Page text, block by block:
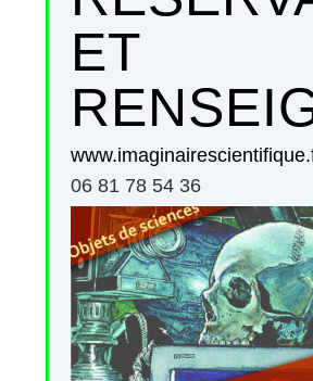
ET
06 81 78 54 36